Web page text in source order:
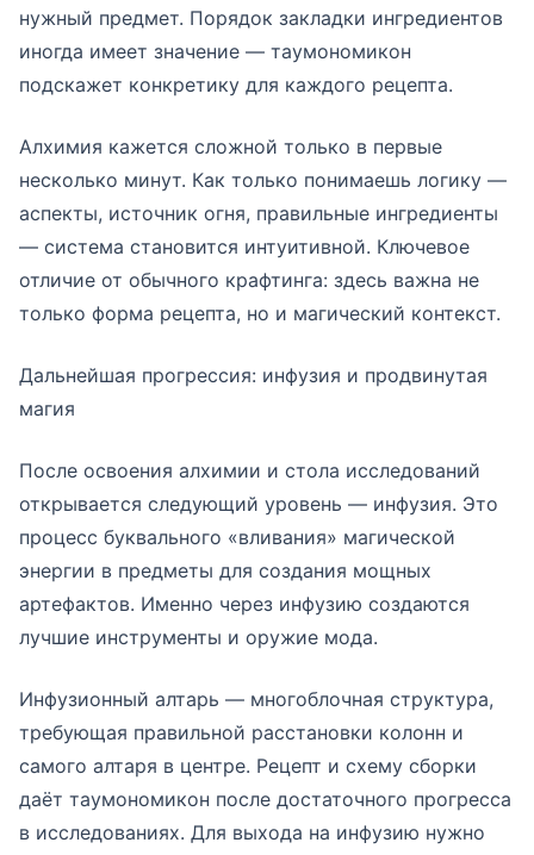
нужный предмет. Порядок закладки ингредиентов
иногда имеет значение — таумономикон
подскажет конкретику для каждого рецепта.
Алхимия кажется сложной только в первые
несколько минут. Как только понимаешь логику —
аспекты, источник огня, правильные ингредиенты
— система становится интуитивной. Ключевое
отличие от обычного крафтинга: здесь важна не
только форма рецепта, но и магический контекст.
Дальнейшая прогрессия: инфузия и продвинутая
магия
После освоения алхимии и стола исследований
открывается следующий уровень — инфузия. Это
процесс буквального «вливания» магической
энергии в предметы для создания мощных
артефактов. Именно через инфузию создаются
лучшие инструменты и оружие мода.
Инфузионный алтарь — многоблочная структура,
требующая правильной расстановки колонн и
самого алтаря в центре. Рецепт и схему сборки
даёт таумономикон после достаточного прогресса
в исследованиях. Для выхода на инфузию нужно